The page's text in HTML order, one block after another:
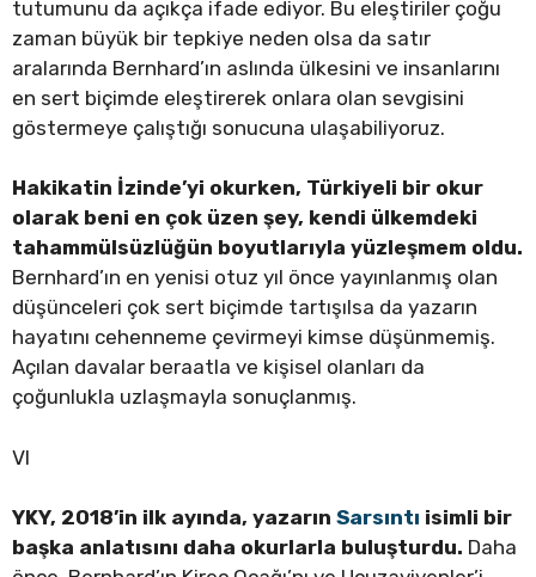
tutumunu da açıkça ifade ediyor. Bu eleştiriler çoğu
zaman büyük bir tepkiye neden olsa da satır
aralarında Bernhard’ın aslında ülkesini ve insanlarını
en sert biçimde eleştirerek onlara olan sevgisini
göstermeye çalıştığı sonucuna ulaşabiliyoruz.
Hakikatin İzinde’yi okurken, Türkiyeli bir okur
olarak beni en çok üzen şey, kendi ülkemdeki
tahammülsüzlüğün boyutlarıyla yüzleşmem oldu.
Bernhard’ın en yenisi otuz yıl önce yayınlanmış olan
düşünceleri çok sert biçimde tartışılsa da yazarın
hayatını cehenneme çevirmeyi kimse düşünmemiş.
Açılan davalar beraatla ve kişisel olanları da
çoğunlukla uzlaşmayla sonuçlanmış.
VI
YKY, 2018’in ilk ayında, yazarın Sarsıntı isimli bir
başka anlatısını daha okurlarla buluşturdu. Daha